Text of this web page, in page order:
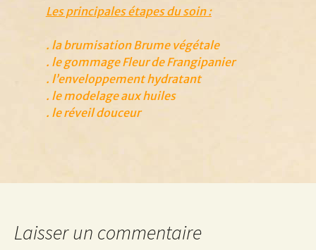
Les principales étapes du soin :
. la brumisation Brume végétale
. le gommage Fleur de Frangipanier
. l’enveloppement hydratant
. le modelage aux huiles
. le réveil douceur
Laisser un commentaire